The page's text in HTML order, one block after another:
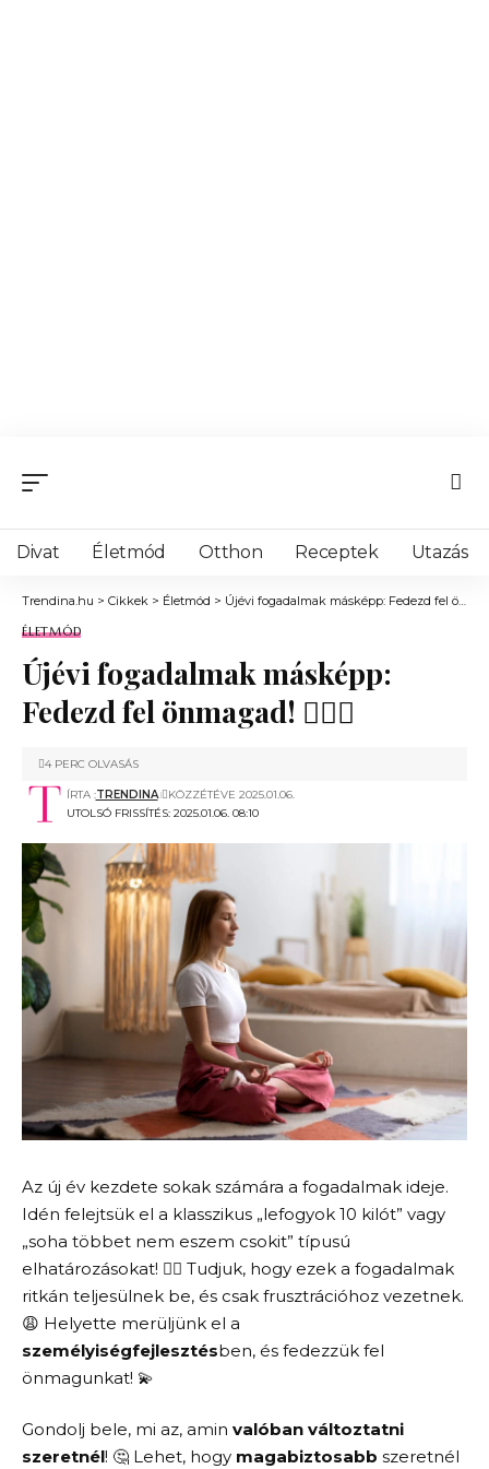
Divat Életmód Otthon Receptek Utazás
Trendina.hu > Cikkek > Életmód > Újévi fogadalmak másképp: Fedezd fel önmagad! 🧘‍♀️✨
ÉLETMÓD
Újévi fogadalmak másképp:
Fedezd fel önmagad! 🧘‍♀️✨
UTOLSÓ FRISSÍTÉS: 2025.01.06. 08:10
ÍRTA :TRENDINA KÖZZÉTÉVE 2025.01.06.
4 PERC OLVASÁS
Az új év kezdete sokak számára a fogadalmak ideje.
Idén felejtsük el a klasszikus „lefogyok 10 kilót” vagy
„soha többet nem eszem csokit” típusú
elhatározásokat! 🙅‍♀️ Tudjuk, hogy ezek a fogadalmak
ritkán teljesülnek be, és csak frusztrációhoz vezetnek.
😩 Helyette merüljünk el a
személyiségfejlesztésben, és fedezzük fel
önmagunkat! 💫
Gondolj bele, mi az, amin valóban változtatni
szeretnél! 🤔 Lehet, hogy magabiztosabb szeretnél